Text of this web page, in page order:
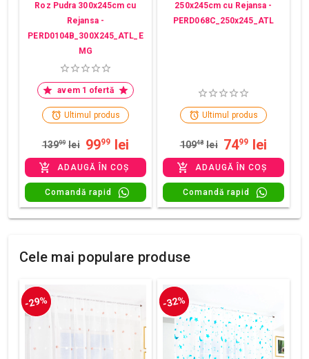
Roz Pudra 300x245cm cu
Rejansa -
PERD0104B_300X245_ATL_E
MG
avem 1 ofertă
Ultimul produs
13999 lei 9999 lei
ADAUGĂ ÎN COȘ
Comandă rapid
250x245cm cu Rejansa -
PERD068C_250x245_ATL
Ultimul produs
10948 lei 7499 lei
ADAUGĂ ÎN COȘ
Comandă rapid
Cele mai populare produse
-29% -32%